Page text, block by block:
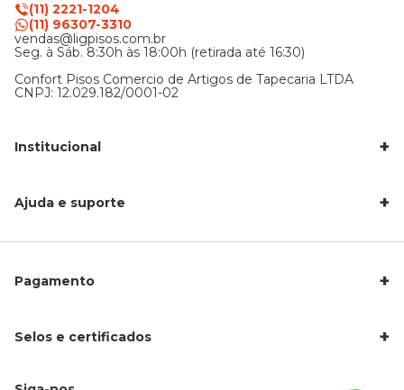
(11) 2221-1204
(11) 96307-3310
vendas@ligpisos.com.br
Seg. à Sáb. 8:30h às 18:00h (retirada até 16:30)
Confort Pisos Comercio de Artigos de Tapecaria LTDA
CNPJ: 12.029.182/0001-02
Institucional +
Sobre nós
Nossa Loja
Ajuda e suporte +
Frete e entrega
Como Calcular a Área do seu Piso
Piso Laminado para Sala
Pagamento +
Selos e certificados +